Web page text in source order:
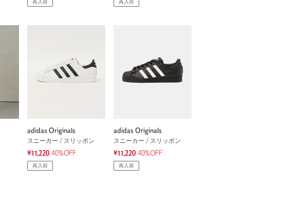
再入荷 再入荷
adidas Originals
スニーカー / スリッポン
¥11,220 40%OFF
再入荷
adidas Originals
スニーカー / スリッポン
¥11,220 40%OFF
再入荷